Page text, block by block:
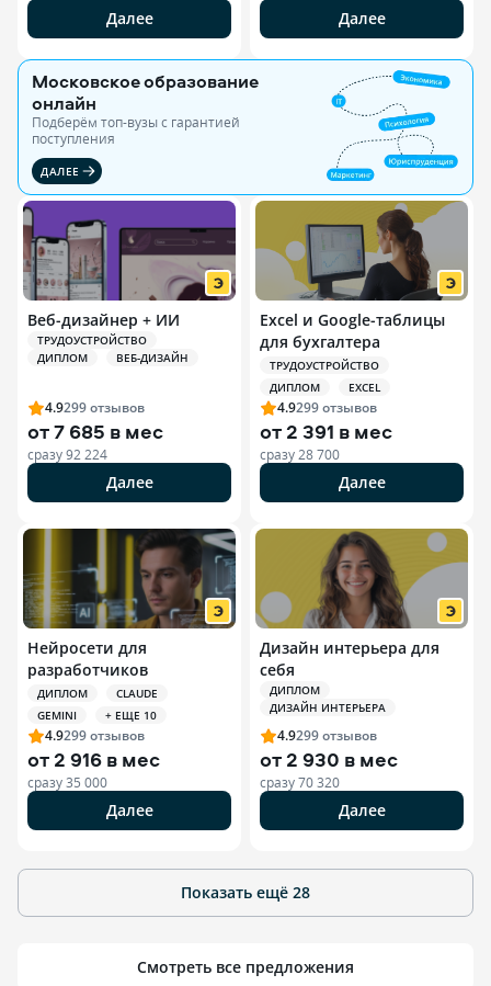
Далее Далее
Московское образование
онлайн
Подберём топ-вузы c гарантией
поступления
ДАЛЕЕ
Веб-дизайнер + ИИ
ТРУДОУСТРОЙСТВО
ДИПЛОМ
ВЕБ-ДИЗАЙН
4.9299отзывов
от7 685 в мес
сразу92 224
Далее
Excel и Google-таблицы
для бухгалтера
ТРУДОУСТРОЙСТВО
ДИПЛОМ
EXCEL
4.9299отзывов
от2 391 в мес
сразу 28 700
Далее
Нейросети для
разработчиков
ДИПЛОМ
CLAUDE
GEMINI
+ ЕЩЕ 10
4.9299отзывов
от2 916 в мес
сразу35 000
Далее
Дизайн интерьера для
себя
ДИПЛОМ
ДИЗАЙН ИНТЕРЬЕРА
4.9299отзывов
от2 930 в мес
сразу70 320
Далее
Показать ещё 28
Смотреть все предложения